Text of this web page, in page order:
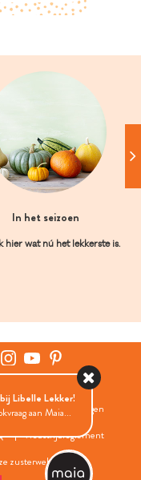
In het seizoen
hier wat nú het lekkerste is.
Cookies instellingen
Wedstrijdreglement
zusterwebsites
Libelle Lekker!
aan Maia...